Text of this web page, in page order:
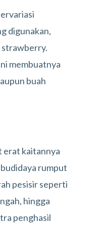
digunakan,
strawberry.
membuatnya
buah
erat kaitannya
rumput
pesisir seperti
hingga
penghasil